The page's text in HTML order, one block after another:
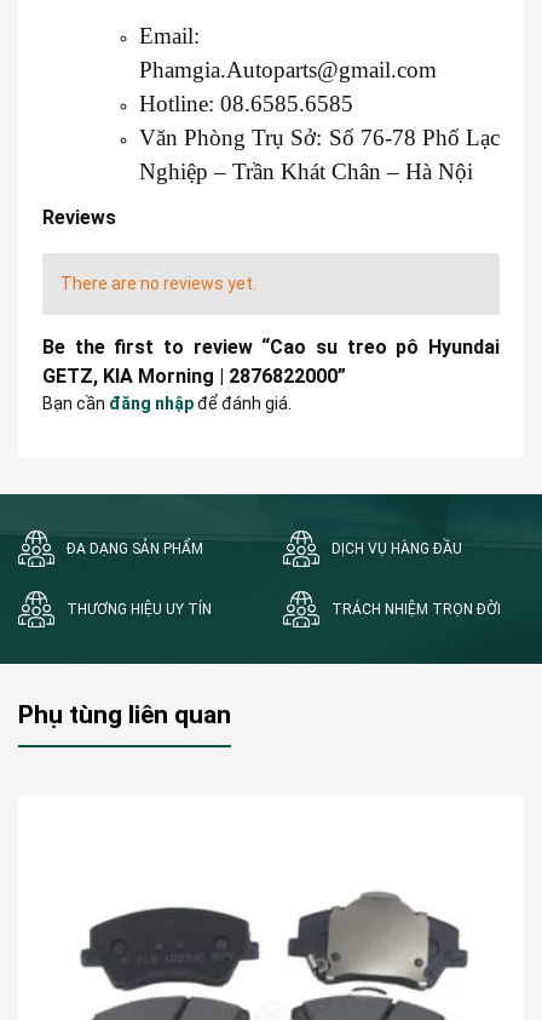
Email:
Phamgia.Autoparts@gmail.com
Hotline: 08.6585.6585
Văn Phòng Trụ Sở: Số 76-78 Phố Lạc
Nghiệp – Trần Khát Chân – Hà Nội
Reviews
There are no reviews yet.
Be the first to review “Cao su treo pô Hyundai
GETZ, KIA Morning | 2876822000”
Bạn cần đăng nhậpđể đánh giá.
ĐA DẠNG SẢN PHẨM DỊCH VỤ HÀNG ĐẦU
THƯƠNG HIỆU UY TÍN TRÁCH NHIỆM TRỌN ĐỜI
Phụ tùng liên quan